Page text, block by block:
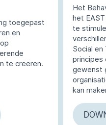
toegepast
en
te creëren.
Het
het
te
Social
principes
gewenst
kan